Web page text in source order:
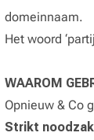
domeinnaam.
Het woord
WAAROM
Opnieuw & Co
Strikt